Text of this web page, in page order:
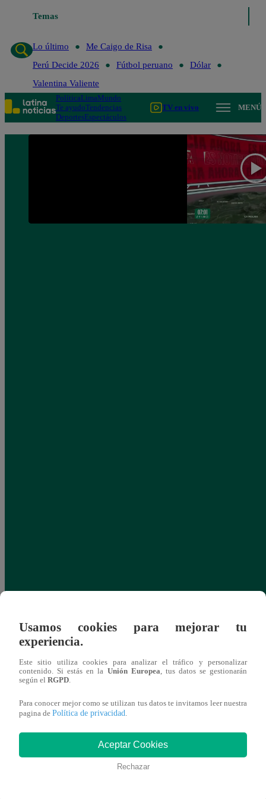
Temas
Lo último
Me Caigo de Risa
Perú Decide 2026
Fútbol peruano
Dólar
Valentina Valiente
PolíticaLimaMundo
Te ayudoTendencias
DeportesEspectáculos
TV en vivo MENÚ
Usamos cookies para mejorar tu
experiencia.
Este sitio utiliza cookies para analizar el tráfico y personalizar
contenido. Si estás en la Unión Europea, tus datos se gestionarán
según el RGPD.
Para conocer mejor como se utilizan tus datos te invitamos leer nuestra
pagina de Política de privacidad.
Aceptar Cookies
Rechazar